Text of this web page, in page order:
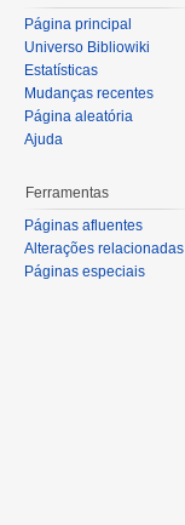
Página principal
Universo Bibliowiki
Estatísticas
Mudanças recentes
Página aleatória
Ajuda
Ferramentas
Páginas afluentes
Alterações relacionadas
Páginas especiais